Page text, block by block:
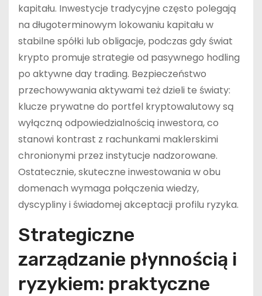
kapitału. Inwestycje tradycyjne często polegają
na długoterminowym lokowaniu kapitału w
stabilne spółki lub obligacje, podczas gdy świat
krypto promuje strategie od pasywnego hodling
po aktywne day trading. Bezpieczeństwo
przechowywania aktywami też dzieli te światy:
klucze prywatne do portfel kryptowalutowy są
wyłączną odpowiedzialnością inwestora, co
stanowi kontrast z rachunkami maklerskimi
chronionymi przez instytucje nadzorowane.
Ostatecznie, skuteczne inwestowania w obu
domenach wymaga połączenia wiedzy,
dyscypliny i świadomej akceptacji profilu ryzyka.
Strategiczne
zarządzanie płynnością i
ryzykiem: praktyczne